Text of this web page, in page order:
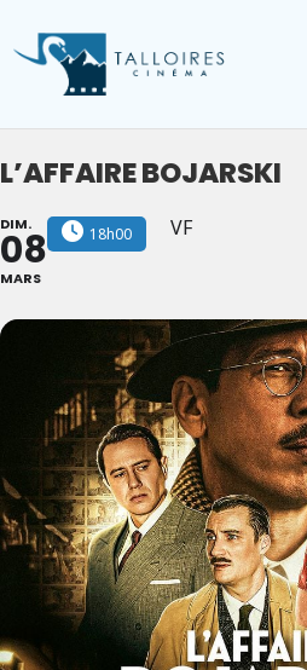
to
L’AFFAIRE BOJARSKI
DIM.
08
MARS
18h00 VF